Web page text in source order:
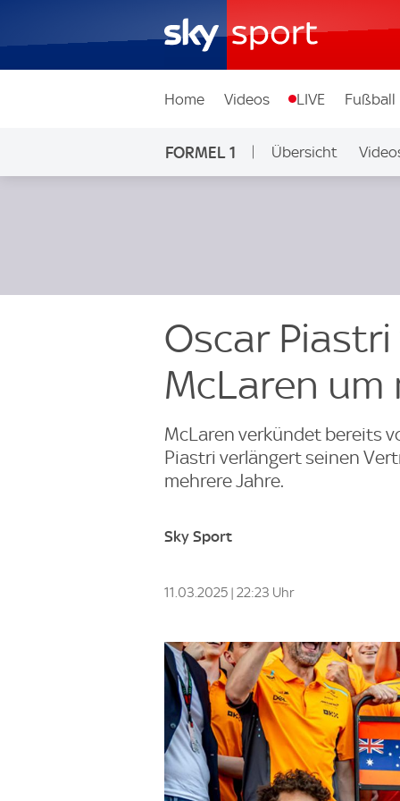
Home Videos LIVE Fußball
FORMEL 1 Übersicht
Oscar
McLaren um
McLaren verkündet bereits
Piastri verlängert seinen
mehrere Jahre.
Sky Sport
11.03.2025 | 22:23 Uhr